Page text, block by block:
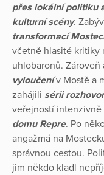
přes lokální politiku
kulturní scény.
transformací
včetně hlasité kritiky
uhlobaronů.
vyloučenív Mostě a
zahájili sérii
veřejností intenzivně
domu Repre. Po
angažmá na
správnou cestou.
jim někdo kladl